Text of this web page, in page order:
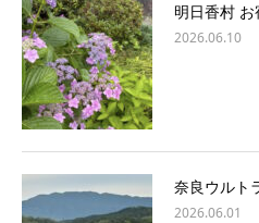
明日香村
2026.06.10
奈良ウルト
2026.06.01